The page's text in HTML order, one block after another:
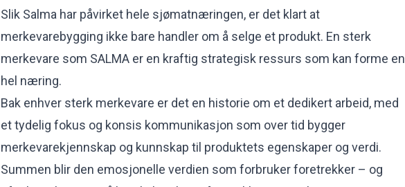
Slik Salma har påvirket hele sjømatnæringen, er det klart at
merkevarebygging ikke bare handler om å selge et produkt. En sterk
merkevare som SALMA er en kraftig strategisk ressurs som kan forme en
hel næring.
Bak enhver sterk merkevare er det en historie om et dedikert arbeid, med
et tydelig fokus og konsis kommunikasjon som over tid bygger
merkevarekjennskap og kunnskap til produktets egenskaper og verdi.
Summen blir den emosjonelle verdien som forbruker foretrekker – og